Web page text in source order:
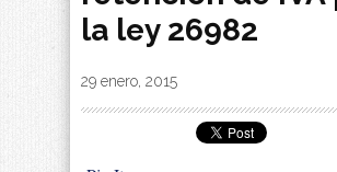
la ley 26982
By|
29 enero, 2015